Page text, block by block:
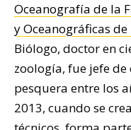
Oceanografía de la
y Oceanográficas
Biólogo, doctor en
zoología, fue jefe
pesquera entre los
2013, cuando se